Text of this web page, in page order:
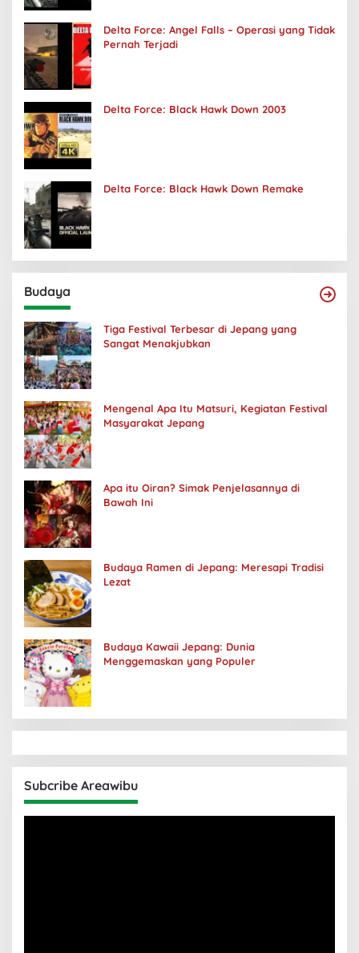
Delta Force: Angel Falls – Operasi yang Tidak
Pernah Terjadi
Delta Force: Black Hawk Down 2003
Delta Force: Black Hawk Down Remake
Budaya
Tiga Festival Terbesar di Jepang yang
Sangat Menakjubkan
Mengenal Apa Itu Matsuri, Kegiatan Festival
Masyarakat Jepang
Apa itu Oiran? Simak Penjelasannya di
Bawah Ini
Budaya Ramen di Jepang: Meresapi Tradisi
Lezat
Budaya Kawaii Jepang: Dunia
Menggemaskan yang Populer
Subcribe Areawibu